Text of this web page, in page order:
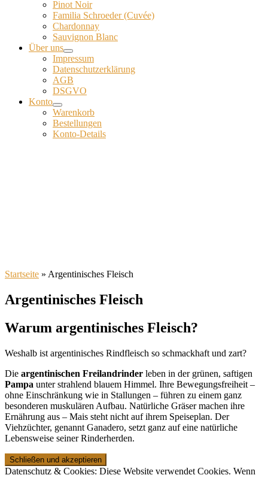
Pinot Noir
Familia Schroeder (Cuvée)
Chardonnay
Sauvignon Blanc
Über uns
Impressum
Datenschutzerklärung
AGB
DSGVO
Konto
Warenkorb
Bestellungen
Konto-Details
Startseite » Argentinisches Fleisch
Argentinisches Fleisch
Warum argentinisches Fleisch?
Weshalb ist argentinisches Rindfleisch so schmackhaft und zart?
Die argentinischen Freilandrinder leben in der grünen, saftigen
Pampa unter strahlend blauem Himmel. Ihre Bewegungsfreiheit –
ohne Einschränkung wie in Stallungen – führen zu einem ganz
besonderen muskulären Aufbau. Natürliche Gräser machen ihre
Ernährung aus – Mais steht nicht auf ihrem Speiseplan. Der
Viehzüchter, genannt Ganadero, setzt ganz auf eine natürliche
Lebensweise seiner Rinderherden.
Datenschutz & Cookies: Diese Website verwendet Cookies. Wenn